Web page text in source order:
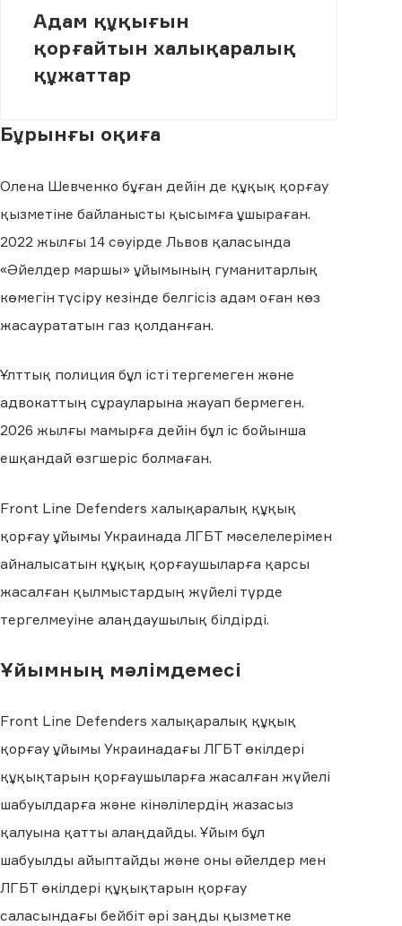
Адам құқығын
қорғайтын халықаралық
құжаттар
Бұрынғы оқиға
Олена Шевченко бұған дейін де құқық қорғау
қызметіне байланысты қысымға ұшыраған.
2022 жылғы 14 сәуірде Львов қаласында
«Әйелдер маршы» ұйымының гуманитарлық
көмегін түсіру кезінде белгісіз адам оған көз
жасаурататын газ қолданған.
Ұлттық полиция бұл істі тергемеген және
адвокаттың сұрауларына жауап бермеген.
2026 жылғы мамырға дейін бұл іс бойынша
ешқандай өзгшеріс болмаған.
Front Line Defenders халықаралық құқық
қорғау ұйымы Украинада ЛГБТ мәселелерімен
айналысатын құқық қорғаушыларға қарсы
жасалған қылмыстардың жүйелі түрде
тергелмеуіне алаңдаушылық білдірді.
Ұйымның мәлімдемесі
Front Line Defenders халықаралық құқық
қорғау ұйымы Украинадағы ЛГБТ өкілдері
құқықтарын қорғаушыларға жасалған жүйелі
шабуылдарға және кінәлілердің жазасыз
қалуына қатты алаңдайды. Ұйым бұл
шабуылды айыптайды және оны әйелдер мен
ЛГБТ өкілдері құқықтарын қорғау
саласындағы бейбіт әрі заңды қызметке